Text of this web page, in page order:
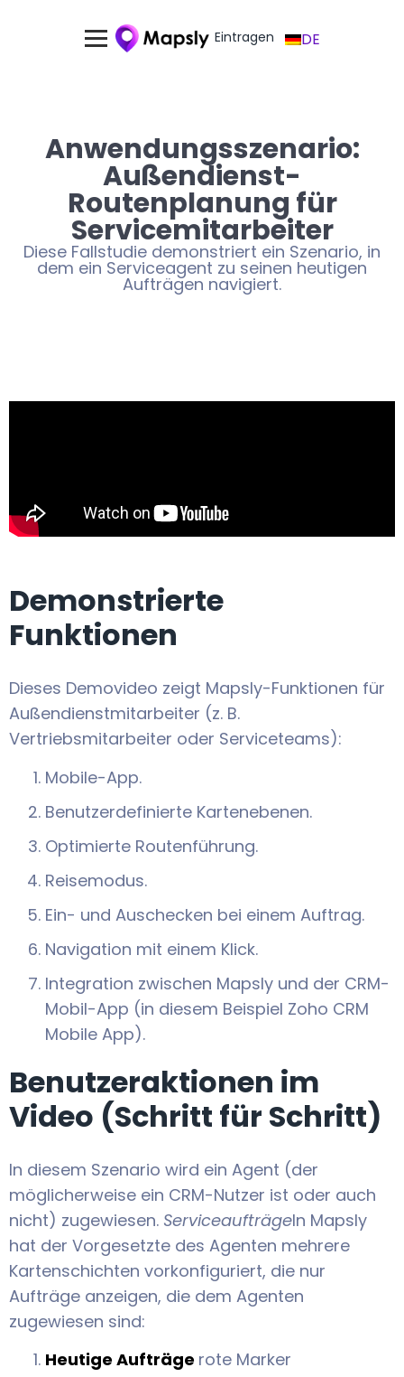
Eintragen DE
Anwendungsszenario:
Außendienst-
Routenplanung für
Servicemitarbeiter
Diese Fallstudie demonstriert ein Szenario, in
dem ein Serviceagent zu seinen heutigen
Aufträgen navigiert.
Demonstrierte
Funktionen
Dieses Demovideo zeigt Mapsly-Funktionen für
Außendienstmitarbeiter (z. B.
Vertriebsmitarbeiter oder Serviceteams):
Mobile-App.
Benutzerdefinierte Kartenebenen.
Optimierte Routenführung.
Reisemodus.
Ein- und Auschecken bei einem Auftrag.
Navigation mit einem Klick.
Integration zwischen Mapsly und der CRM-
Mobil-App (in diesem Beispiel Zoho CRM
Mobile App).
Benutzeraktionen im
Video (Schritt für Schritt)
In diesem Szenario wird ein Agent (der
möglicherweise ein CRM-Nutzer ist oder auch
nicht) zugewiesen. ServiceaufträgeIn Mapsly
hat der Vorgesetzte des Agenten mehrere
Kartenschichten vorkonfiguriert, die nur
Aufträge anzeigen, die dem Agenten
zugewiesen sind:
Heutige Aufträge rote Marker